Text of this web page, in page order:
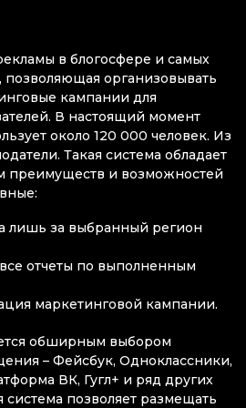
в блогосфере и самых
позволяющая организовывать
кампании для
В настоящий момент
около 120 000 человек. Из
Такая система обладает
преимуществ и возможностей
лишь за выбранный регион
отчеты по выполненным
маркетинговой кампании.
обширным выбором
– Фейсбук, Одноклассники,
ВК, Гугл+ и ряд других
система позволяет размещать